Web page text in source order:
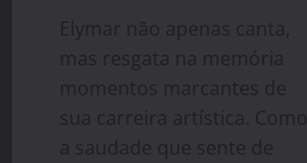
Elymar não apenas canta,
mas resgata na memória
momentos marcantes de
sua carreira artística. Como
a saudade que sente de